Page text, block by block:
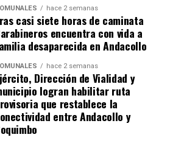
hace 2 semanas
casi siete horas de caminata
encuentra con vida a
desaparecida en Andacollo
hace 2 semanas
Dirección de Vialidad y
logran habilitar ruta
que restablece la
entre Andacollo y